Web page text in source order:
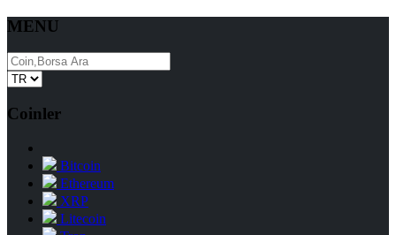
MENU
Coinler
Bitcoin
Ethereum
XRP
Litecoin